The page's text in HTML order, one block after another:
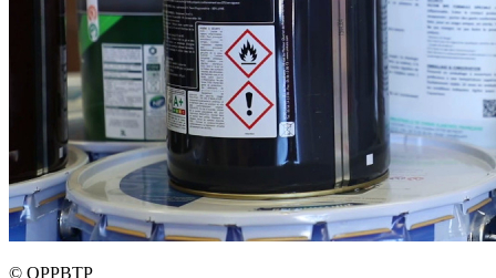
© OPPBTP